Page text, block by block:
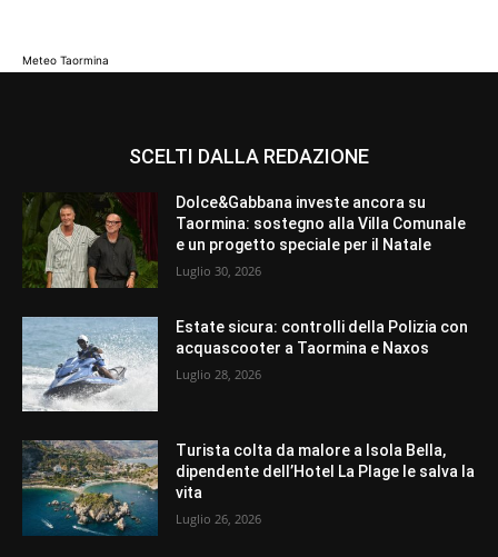
Meteo Taormina
SCELTI DALLA REDAZIONE
Dolce&Gabbana investe ancora su
Taormina: sostegno alla Villa Comunale
e un progetto speciale per il Natale
Luglio 30, 2026
Estate sicura: controlli della Polizia con
acquascooter a Taormina e Naxos
Luglio 28, 2026
Turista colta da malore a Isola Bella,
dipendente dell’Hotel La Plage le salva la
vita
Luglio 26, 2026